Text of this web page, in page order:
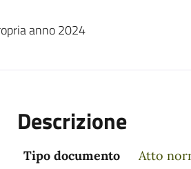
anno 2024
Descrizione
Tipo documento
Atto